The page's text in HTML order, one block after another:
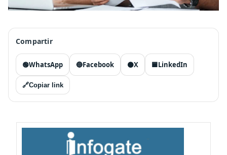
Compartir
🟢WhatsApp 🔵Facebook ⚫X 🟦LinkedIn
🔗Copiar link